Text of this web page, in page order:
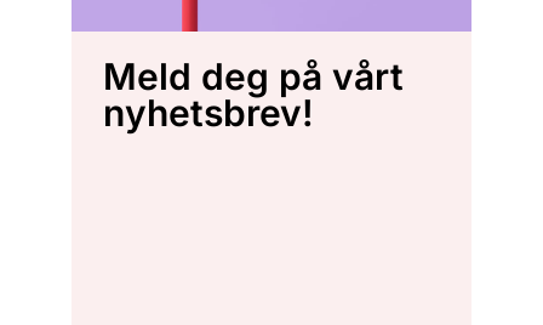
Meld deg på vårt
nyhetsbrev!